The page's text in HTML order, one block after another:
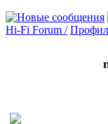
Hi-Fi Forum /